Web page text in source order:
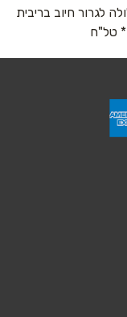
לגרור חיוב בריבית
* טל"ח